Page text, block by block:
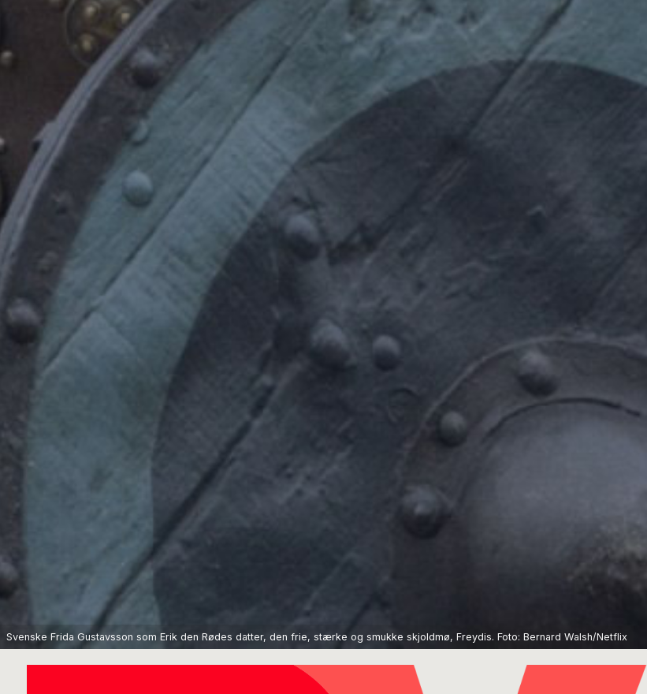
Svenske Frida Gustavsson som Erik den Rødes datter, den frie, stærke og smukke skjoldmø, Freydis. Foto: Bernard Walsh/Netflix